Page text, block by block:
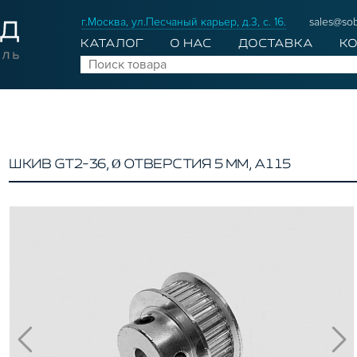
г.Москва, ул.Песчаный карьер, д.3, с. 16.
КАТАЛОГ О НАС ДОСТАВКА
ШКИВ GT2-36, Ø ОТВЕРСТИЯ 5 ММ, A115